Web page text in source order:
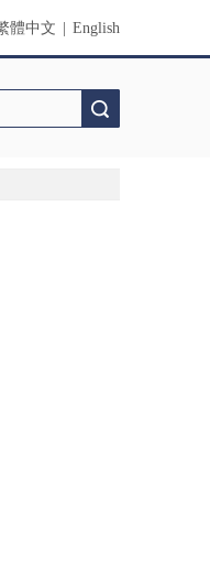
體中文 English